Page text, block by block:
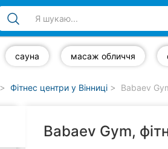
сауна масаж обличчя
Фітнес центри у Вінниці Babaev
Babaev Gym,